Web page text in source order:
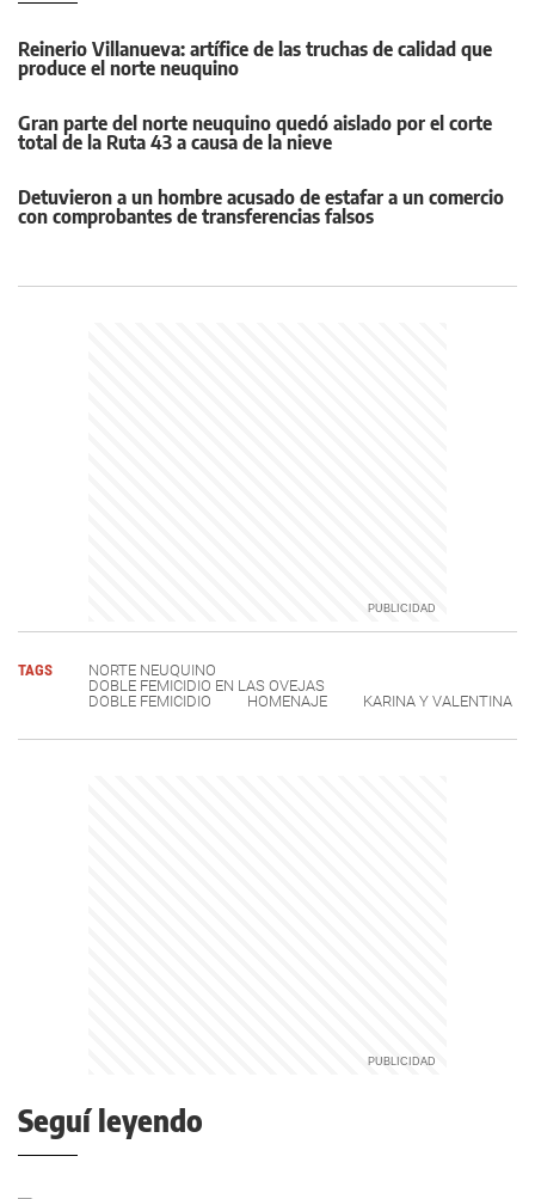
Reinerio Villanueva: artífice de las truchas de calidad que
produce el norte neuquino
Gran parte del norte neuquino quedó aislado por el corte
total de la Ruta 43 a causa de la nieve
Detuvieron a un hombre acusado de estafar a un comercio
con comprobantes de transferencias falsos
TAGS
NORTE NEUQUINO
DOBLE FEMICIDIO EN LAS OVEJAS
DOBLE FEMICIDIO
HOMENAJE KARINA Y VALENTINA
Seguí leyendo